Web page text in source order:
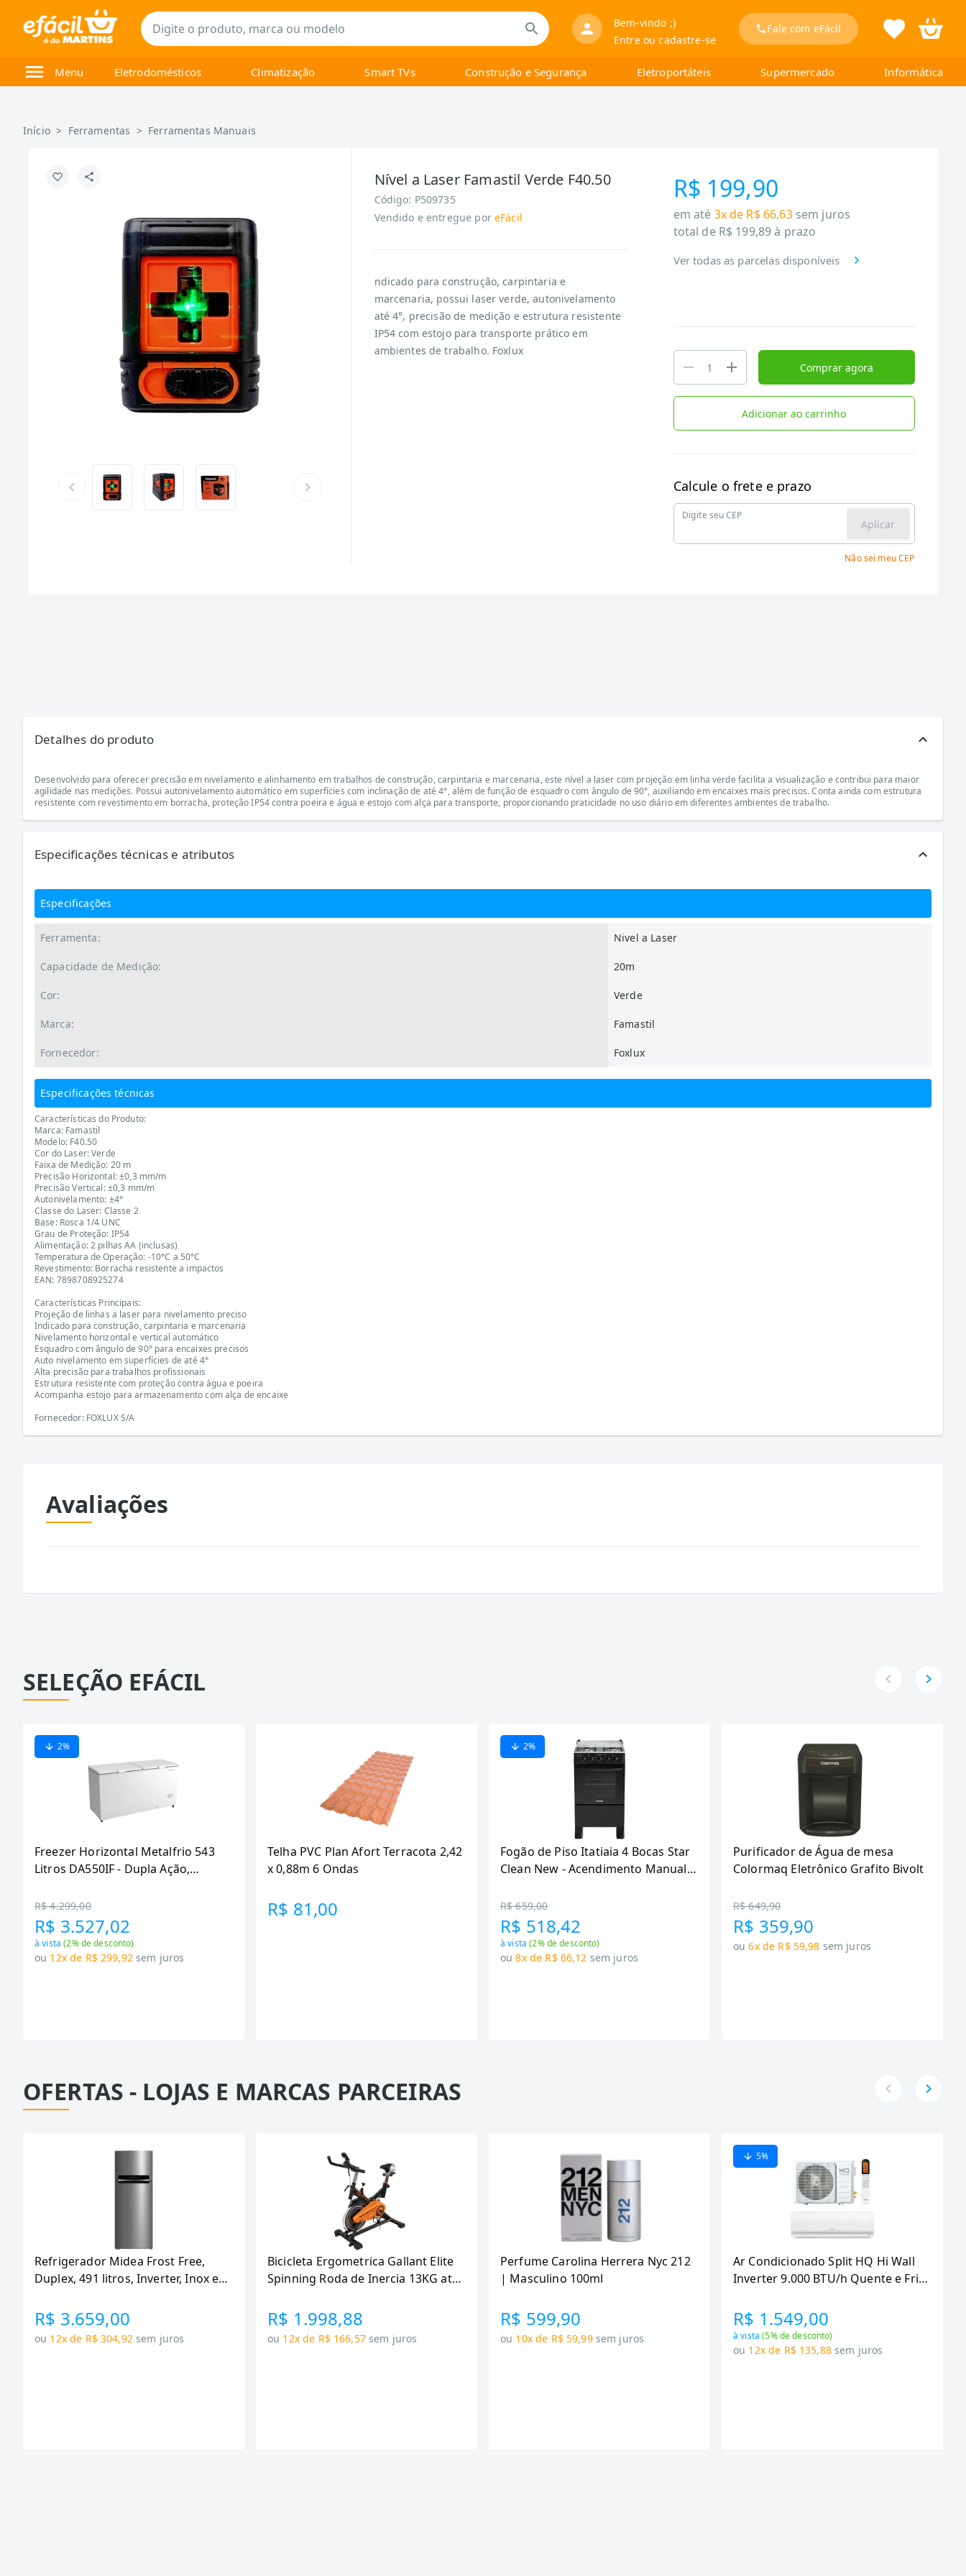
Bem-vindo ;)
Entre ou cadastre-se
Fale com eFácil
Menu Eletrodomésticos Climatização Smart TVs Construção e Segurança Eletroportáteis Supermercado Informática
Início > Ferramentas > Ferramentas Manuais
Nível a Laser Famastil Verde F40.50
Código: P509735
Vendido e entregue por eFácil
ndicado para construção, carpintaria e
marcenaria, possui laser verde, autonivelamento
até 4°, precisão de medição e estrutura resistente
IP54 com estojo para transporte prático em
ambientes de trabalho. Foxlux
R$ 199,90
em até 3x de R$ 66,63sem juros
total de R$ 199,89à prazo
Ver todas as parcelas disponíveis
Comprar agora
Adicionar ao carrinho
Calcule o frete e prazo
Digite seu CEP
Aplicar
Não sei meu CEP
Detalhes do produto
Desenvolvido para oferecer precisão em nivelamento e alinhamento em trabalhos de construção, carpintaria e marcenaria, este nível a laser com projeção em linha verde facilita a visualização e contribui para maior
agilidade nas medições. Possui autonivelamento automático em superfícies com inclinação de até 4°, além de função de esquadro com ângulo de 90°, auxiliando em encaixes mais precisos. Conta ainda com estrutura
resistente com revestimento em borracha, proteção IP54 contra poeira e água e estojo com alça para transporte, proporcionando praticidade no uso diário em diferentes ambientes de trabalho.
Especificações técnicas e atributos
Especificações
Ferramenta: Nivel a Laser
Capacidade de Medição: 20m
Cor: Verde
Marca: Famastil
Fornecedor: Foxlux
Especificações técnicas
Características do Produto:
Marca: Famastil
Modelo: F40.50
Cor do Laser: Verde
Faixa de Medição: 20 m
Precisão Horizontal: ±0,3 mm/m
Precisão Vertical: ±0,3 mm/m
Autonivelamento: ±4°
Classe do Laser: Classe 2
Base: Rosca 1/4 UNC
Grau de Proteção: IP54
Alimentação: 2 pilhas AA (inclusas)
Temperatura de Operação: -10°C a 50°C
Revestimento: Borracha resistente a impactos
EAN: 7898708925274
Características Principais:
Projeção de linhas a laser para nivelamento preciso
Indicado para construção, carpintaria e marcenaria
Nivelamento horizontal e vertical automático
Esquadro com ângulo de 90° para encaixes precisos
Auto nivelamento em superfícies de até 4°
Alta precisão para trabalhos profissionais
Estrutura resistente com proteção contra água e poeira
Acompanha estojo para armazenamento com alça de encaixe
Fornecedor: FOXLUX S/A
Avaliações
SELEÇÃO EFÁCIL
2%
Freezer Horizontal Metalfrio 543
Litros DA550IF - Dupla Ação,
R$ 4.299,00
R$ 3.527,02
à vista(2% de desconto)
ou 12x de R$ 299,92 sem juros
Telha PVC Plan Afort Terracota 2,42
x 0,88m 6 Ondas
R$ 81,00
2%
Fogão de Piso Itatiaia 4 Bocas Star
Clean New - Acendimento Manual,
R$ 659,00
R$ 518,42
à vista(2% de desconto)
ou 8x de R$ 66,12 sem juros
Purificador de Água de mesa
Colormaq Eletrônico Grafito Bivolt
R$ 649,90
R$ 359,90
ou 6x de R$ 59,98 sem juros
OFERTAS - LOJAS E MARCAS PARCEIRAS
Refrigerador Midea Frost Free,
Duplex, 491 litros, Inverter, Inox e
R$ 3.659,00
ou 12x de R$ 304,92 sem juros
Bicicleta Ergometrica Gallant Elite
Spinning Roda de Inercia 13KG ate
R$ 1.998,88
ou 12x de R$ 166,57 sem juros
Perfume Carolina Herrera Nyc 212
| Masculino 100ml
R$ 599,90
ou 10x de R$ 59,99 sem juros
5%
Ar Condicionado Split HQ Hi Wall
Inverter 9.000 BTU/h Quente e Frio
VIHT9KCH3S2S23 -
R$ 1.549,00
à vista(5% de desconto)
ou 12x de R$ 135,88 sem juros